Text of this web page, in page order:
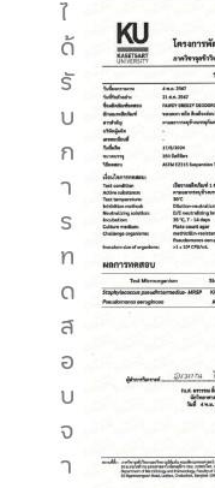
ไ
ด้
รั
บ
ก
า
ร
ท
ด
ส
อ
บ
จ
า